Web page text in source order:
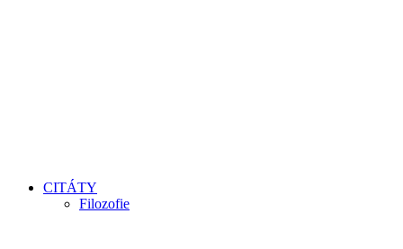
CITÁTY
Filozofie